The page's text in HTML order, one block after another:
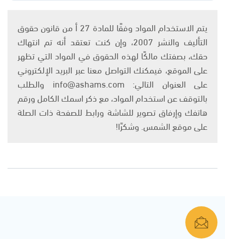
يتم الاستخدام المواد وفقًا للمادة 27 أ من قانون حقوق
التأليف والنشر 2007، وإن كنت تعتقد أنه تم انتهاك
حقك، بصفتك مالكًا لهذه الحقوق في المواد التي تظهر
على الموقع، فيمكنك التواصل معنا عبر البريد الإلكتروني
على العنوان التالي: info@ashams.com والطلب
بالتوقف عن استخدام المواد، مع ذكر اسمك الكامل ورقم
هاتفك وإرفاق تصوير للشاشة ورابط للصفحة ذات الصلة
على موقع الشمس. وشكرًا!